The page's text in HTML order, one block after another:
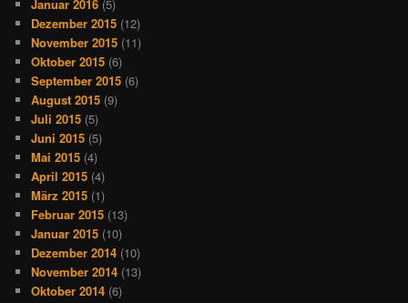
Januar 2016 (5)
Dezember 2015 (12)
November 2015 (11)
Oktober 2015 (6)
September 2015 (6)
August 2015 (9)
Juli 2015 (5)
Juni 2015 (5)
Mai 2015 (4)
April 2015 (4)
März 2015 (1)
Februar 2015 (13)
Januar 2015 (10)
Dezember 2014 (10)
November 2014 (13)
Oktober 2014 (6)